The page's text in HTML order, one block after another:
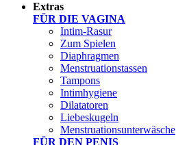
Extras
FÜR DIE VAGINA
Intim-Rasur
Zum Spielen
Diaphragmen
Menstruationstassen
Tampons
Intimhygiene
Dilatatoren
Liebeskugeln
Menstruationsunterwäsche
FÜR DEN PENIS